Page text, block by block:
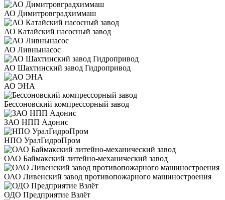
АО Димитровградхиммаш
АО Катайский насосный завод
АО Ливнынасос
АО Шахтинский завод Гидропривод
АО ЭНА
Бессоновский компрессорный завод
ЗАО НПП Адонис
НПО УралГидроПром
ОАО Баймакский литейно-механический завод
ОАО Ливенский завод противопожарного машиностроения
ОДО Предприятие Взлёт